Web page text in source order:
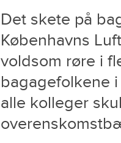
Det skete på
Københavns
voldsom røre i
bagagefolkene
alle kolleger